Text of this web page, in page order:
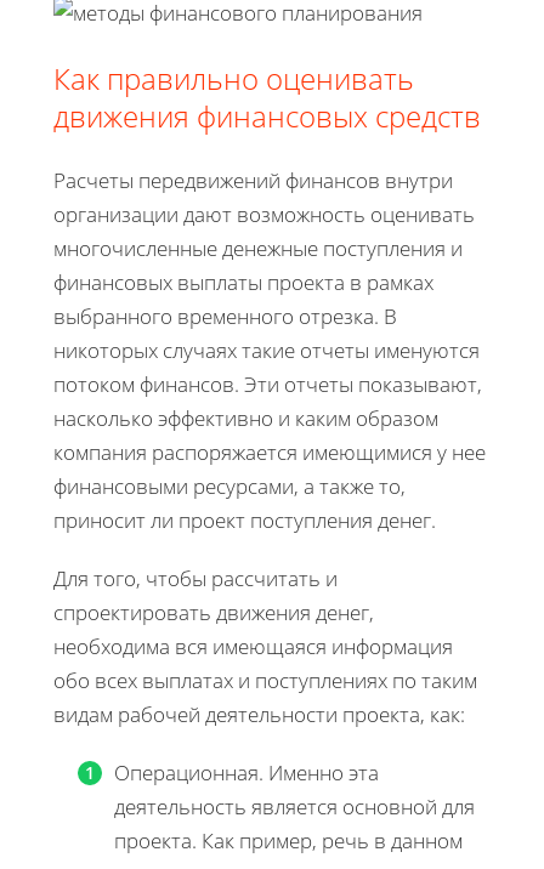
Как правильно оценивать
движения финансовых средств
Расчеты передвижений финансов внутри
организации дают возможность оценивать
многочисленные денежные поступления и
финансовых выплаты проекта в рамках
выбранного временного отрезка. В
никоторых случаях такие отчеты именуются
потоком финансов. Эти отчеты показывают,
насколько эффективно и каким образом
компания распоряжается имеющимися у нее
финансовыми ресурсами, а также то,
приносит ли проект поступления денег.
Для того, чтобы рассчитать и
спроектировать движения денег,
необходима вся имеющаяся информация
обо всех выплатах и поступлениях по таким
видам рабочей деятельности проекта, как:
Операционная. Именно эта
деятельность является основной для
проекта. Как пример, речь в данном